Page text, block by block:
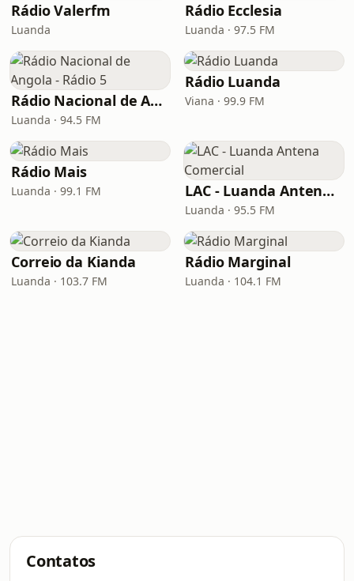
Rádio Valerfm
Luanda
Rádio Ecclesia
Luanda · 97.5 FM
Rádio Nacional de Angola - Rádio 5
Luanda · 94.5 FM
Rádio Luanda
Viana · 99.9 FM
Rádio Mais
Luanda · 99.1 FM LAC - Luanda Antena Comercial
Luanda · 95.5 FM
Correio da Kianda
Luanda · 103.7 FM
Rádio Marginal
Luanda · 104.1 FM
Contatos